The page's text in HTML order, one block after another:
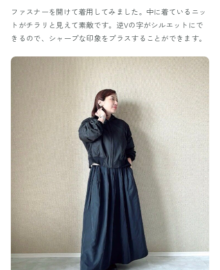
ファスナーを開けて着用してみました。中に着ているニッ
トがチラリと見えて素敵です。逆Vの字がシルエットにで
きるので、シャープな印象をプラスすることができます。